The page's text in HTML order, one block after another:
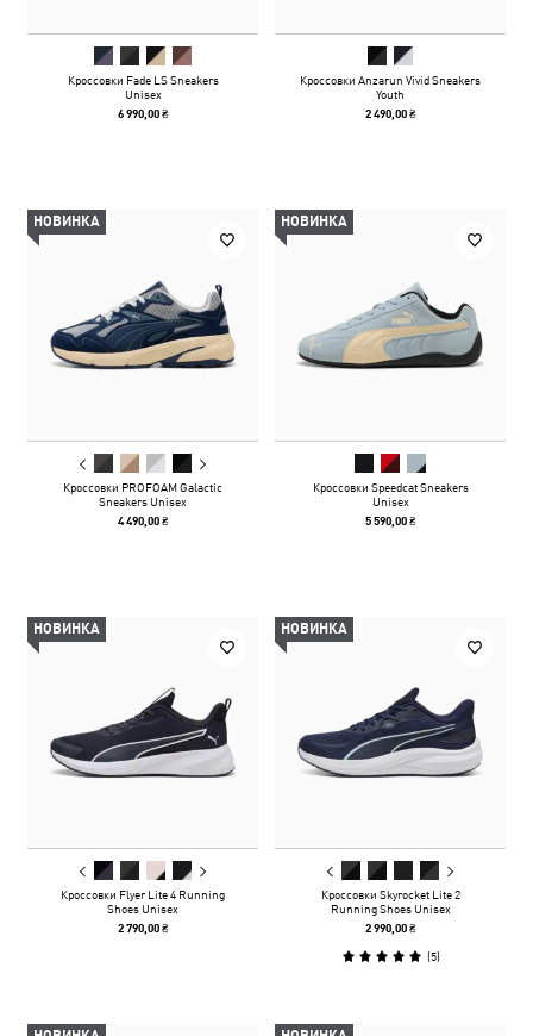
Кроссовки Fade LS Sneakers
Unisex
6 990,00 ₴
Кроссовки Anzarun Vivid Sneakers
Youth
2 490,00 ₴
НОВИНКА
Кроссовки PROFOAM Galactic
Sneakers Unisex
4 490,00 ₴
НОВИНКА
Кроссовки Speedcat Sneakers
Unisex
5 590,00 ₴
НОВИНКА
Кроссовки Flyer Lite 4 Running
Shoes Unisex
2 790,00 ₴
НОВИНКА
Кроссовки Skyrocket Lite 2
Running Shoes Unisex
2 990,00 ₴
(5)